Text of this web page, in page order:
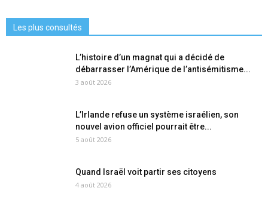
Les plus consultés
L’histoire d’un magnat qui a décidé de
débarrasser l’Amérique de l’antisémitisme...
3 août 2026
L’Irlande refuse un système israélien, son
nouvel avion officiel pourrait être...
5 août 2026
Quand Israël voit partir ses citoyens
4 août 2026